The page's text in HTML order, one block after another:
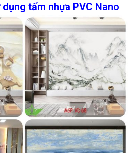
tấm nhựa PVC Nano